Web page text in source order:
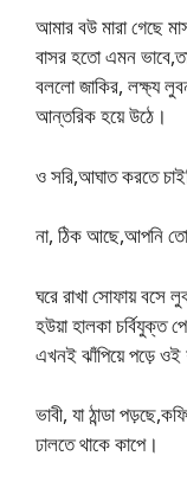
আমার বউ মারা গেছে
বাসর হতো এমন
বললো জাকির, লক্ষ্য
আন্তরিক হয়ে উঠে।
ও সরি,আঘাত করতে
না, ঠিক আছে,আপনি
ঘরে রাখা সোফায় বসে
হউয়া হালকা চর্বিযুক্ত
এখনই ঝাঁপিয়ে পড়ে ওই
ভাবী, যা ঠান্ডা
ঢালতে থাকে কাপে।